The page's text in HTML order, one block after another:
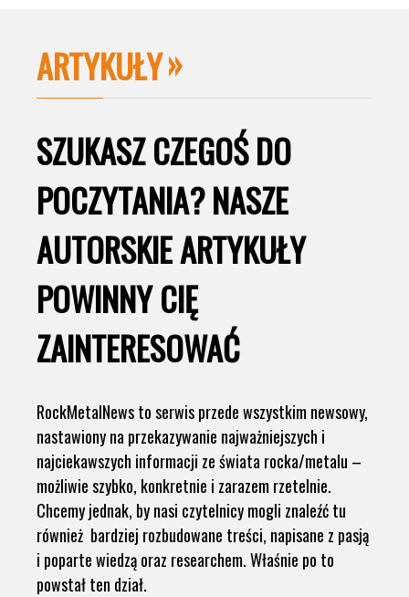
ARTYKUŁY
SZUKASZ CZEGOŚ DO
POCZYTANIA? NASZE
AUTORSKIE ARTYKUŁY
POWINNY CIĘ
ZAINTERESOWAĆ
RockMetalNews to serwis przede wszystkim newsowy,
nastawiony na przekazywanie najważniejszych i
najciekawszych informacji ze świata rocka/metalu –
możliwie szybko, konkretnie i zarazem rzetelnie.
Chcemy jednak, by nasi czytelnicy mogli znaleźć tu
również bardziej rozbudowane treści, napisane z pasją
i poparte wiedzą oraz researchem. Właśnie po to
powstał ten dział.